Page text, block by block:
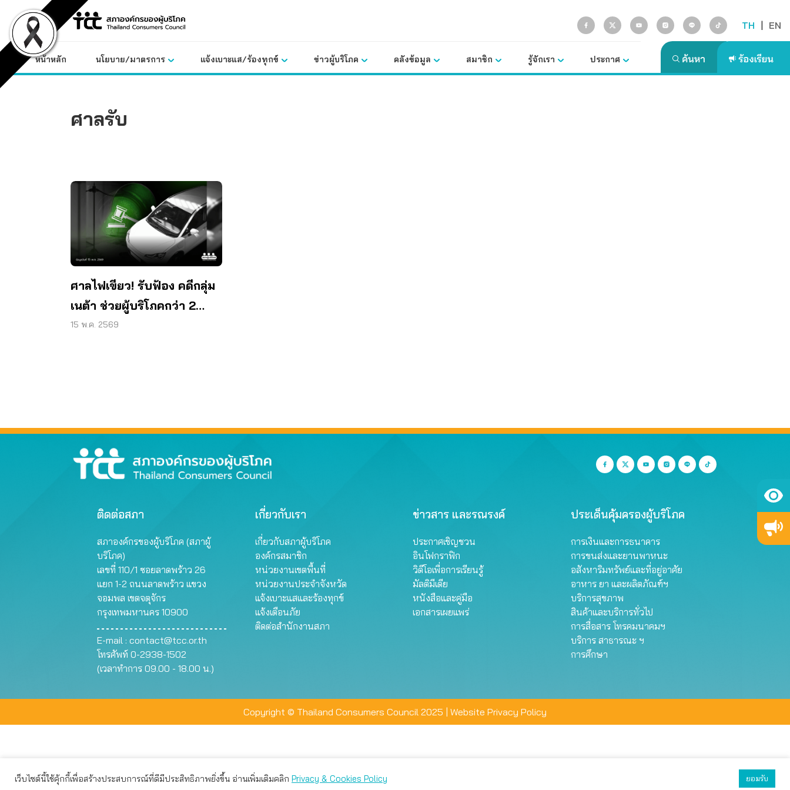
content
TH | EN
หน้าหลัก นโยบาย/มาตรการ แจ้งเบาะแส/ร้องทุกข์ ข่าวผู้บริโภค คลังข้อมูล สมาชิก รู้จักเรา ประกาศ
ศาลรับ
ศาลไฟเขียว! รับฟ้อง คดีกลุ่ม
เนต้า ช่วยผู้บริโภคกว่า 2
หมื่นราย
15 พ.ค. 2569
ติดต่อสภา
สภาองค์กรของผู้บริโภค (สภาผู้
บริโภค)
เลขที่ 110/1 ซอยลาดพร้าว 26
แยก 1-2 ถนนลาดพร้าว แขวง
จอมพล เขตจตุจักร
กรุงเทพมหานคร 10900
E-mail : contact@tcc.or.th
โทรศัพท์ 0-2938-1502
(เวลาทำการ 09.00 - 18.00 น.)
เกี่ยวกับเรา
เกี่ยวกับสภาผู้บริโภค
องค์กรสมาชิก
หน่วยงานเขตพื้นที่
หน่วยงานประจำจังหวัด
แจ้งเบาะแสและร้องทุกข์
แจ้งเตือนภัย
ติดต่อสำนักงานสภา
ข่าวสาร และรณรงค์
ประกาศเชิญชวน
อินโฟกราฟิก
วิดีโอเพื่อการเรียนรู้
มัลติมีเดีย
หนังสือและคู่มือ
เอกสารเผยแพร่
ประเด็นคุ้มครองผู้บริโภค
การเงินและการธนาคาร
การขนส่งและยานพาหนะ
อสังหาริมทรัพย์และที่อยู่อาศัย
อาหาร ยา และผลิตภัณฑ์ฯ
บริการสุขภาพ
สินค้าและบริการทั่วไป
การสื่อสาร โทรคมนาคมฯ
บริการ สาธารณะ ฯ
การศึกษา
Copyright © Thailand Consumers Council 2025 | Website Privacy Policy
เว็บไซต์นี้ใช้คุ้กกี้เพื่อสร้างประสบการณ์ที่ดีมีประสิทธิภาพยิ่งขึ้น อ่านเพิ่มเติมคลิก Privacy & Cookies Policy ยอมรับ
เว็บไซต์นี้ใช้คุกกี้เพื่อมอบประสบการณ์การใช้งานที่ดีให้แก่ท่าน คุณสามารถเลือกตั้งค่าความเป็นส่วนตัวได้